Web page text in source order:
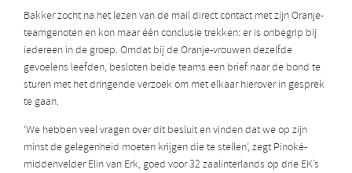
Bakker zocht na het lezen van de mail direct contact met zijn Oranje-
teamgenoten en kon maar één conclusie trekken: er is onbegrip bij
iedereen in de groep. Omdat bij de Oranje-vrouwen dezelfde
gevoelens leefden, besloten beide teams een brief naar de bond te
sturen met het dringende verzoek om met elkaar hierover in gesprek
te gaan.
‘We hebben veel vragen over dit besluit en vinden dat we op zijn
minst de gelegenheid moeten krijgen die te stellen’, zegt Pinoké-
middenvelder Elin van Erk, goed voor 32 zaalinterlands op drie EK’s